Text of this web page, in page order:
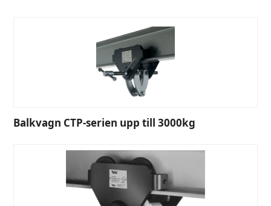
Balkvagn CTP-serien upp till 3000kg